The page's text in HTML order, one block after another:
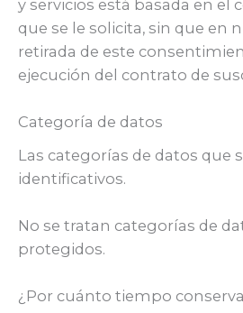
y servicios está basada en el
que se le solicita, sin que en
retirada de este
ejecución del contrato de
Categoría de datos
Las categorías de datos que
identificativos.
No se tratan categorías de
protegidos.
¿Por cuánto tiempo